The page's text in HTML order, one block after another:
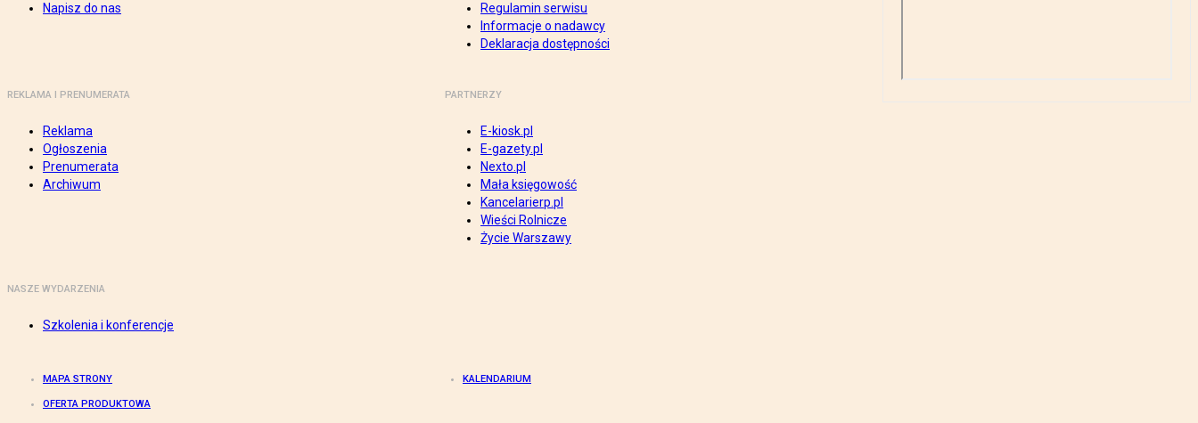
Napisz do nas
Regulamin serwisu
Informacje o nadawcy
Deklaracja dostępności
REKLAMA I PRENUMERATA
Reklama
Ogłoszenia
Prenumerata
Archiwum
PARTNERZY
E-kiosk.pl
E-gazety.pl
Nexto.pl
Mała księgowość
Kancelarierp.pl
Wieści Rolnicze
Życie Warszawy
NASZE WYDARZENIA
Szkolenia i konferencje
MAPA STRONY KALENDARIUM
OFERTA PRODUKTOWA